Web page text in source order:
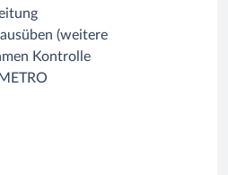
(weitere
Kontrolle